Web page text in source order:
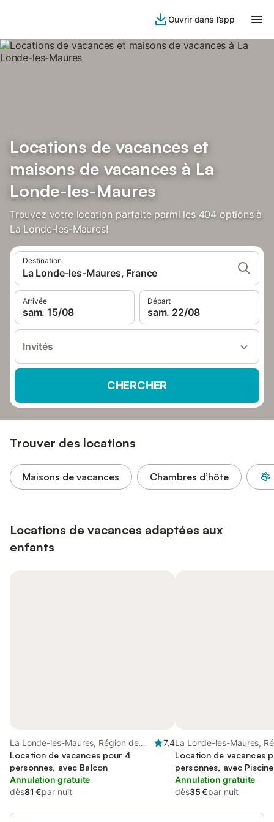
Ouvrir dans l’app
Locations de vacances et
maisons de vacances à La
Londe-les-Maures
Trouvez votre location parfaite parmi les 404 options à
La Londe-les-Maures!
Destination
La Londe-les-Maures, France
Arrivée
sam. 15/08
Départ
sam. 22/08
Invités
CHERCHER
Trouver des locations
Maisons de vacances Chambres d’hôte
Locations de vacances adaptées aux
enfants
La Londe-les-Maures, Région de
Toulon
7,4
Location de vacances pour 4
personnes, avec Balcon
Annulation gratuite
dès81 €par nuit
La Londe-les-Maures,
Toulon
Location de vacances
personnes, avec Piscine
Annulation gratuite
dès35 €par nuit